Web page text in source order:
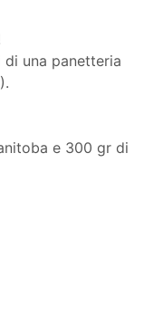
di una panetteria
e 300 gr di